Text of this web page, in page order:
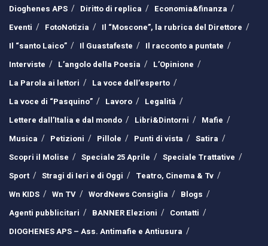
Dioghenes APS
Diritto di replica
Economia&finanza
Eventi
FotoNotizia
Il “Moscone”, la rubrica del Direttore
Il “santo Laico”
Il Guastafeste
Il racconto a puntate
Interviste
L’angolo della Poesia
L’Opinione
La Parola ai lettori
La voce dell’esperto
La voce di “Pasquino”
Lavoro
Legalità
Lettere dall’Italia e dal mondo
Libri&Dintorni
Mafie
Musica
Petizioni Pillole Punti di vista
Satira
Scopri il Molise
Speciale 25 Aprile
Speciale Trattative
Sport
Stragi di Ieri e di Oggi
Teatro, Cinema & Tv
Wn KIDS
Wn TV WordNews Consiglia
Blogs
Agenti pubblicitari
BANNER Elezioni
Contatti
DIOGHENES APS – Ass. Antimafie e Antiusura